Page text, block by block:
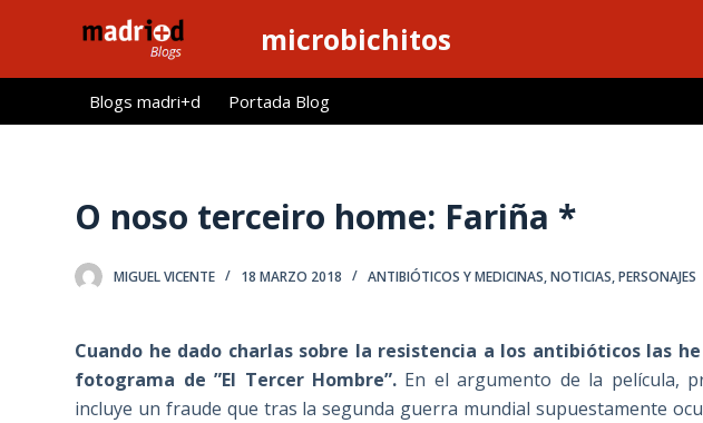
l
microbichitos
Blogs madri+d Portada Blog
O noso terceiro home: Fariña *
MIGUEL VICENTE 18 MARZO 2018 ANTIBIÓTICOS Y MEDICINAS,NOTICIAS,PERSONAJES
Cuando he dado charlas sobre la resistencia a los antibióticos las
fotograma de ”El Tercer Hombre”.En el argumento de la película,
incluye un fraude que tras la segunda guerra mundial supuestamente